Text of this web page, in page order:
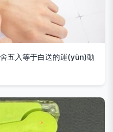
五入等于白送的運(yùn)動